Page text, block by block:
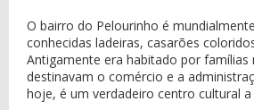
O bairro do Pelourinho é
conhecidas ladeiras, casarões
Antigamente era habitado por famílias
destinavam o comércio e a
hoje, é um verdadeiro centro cultural